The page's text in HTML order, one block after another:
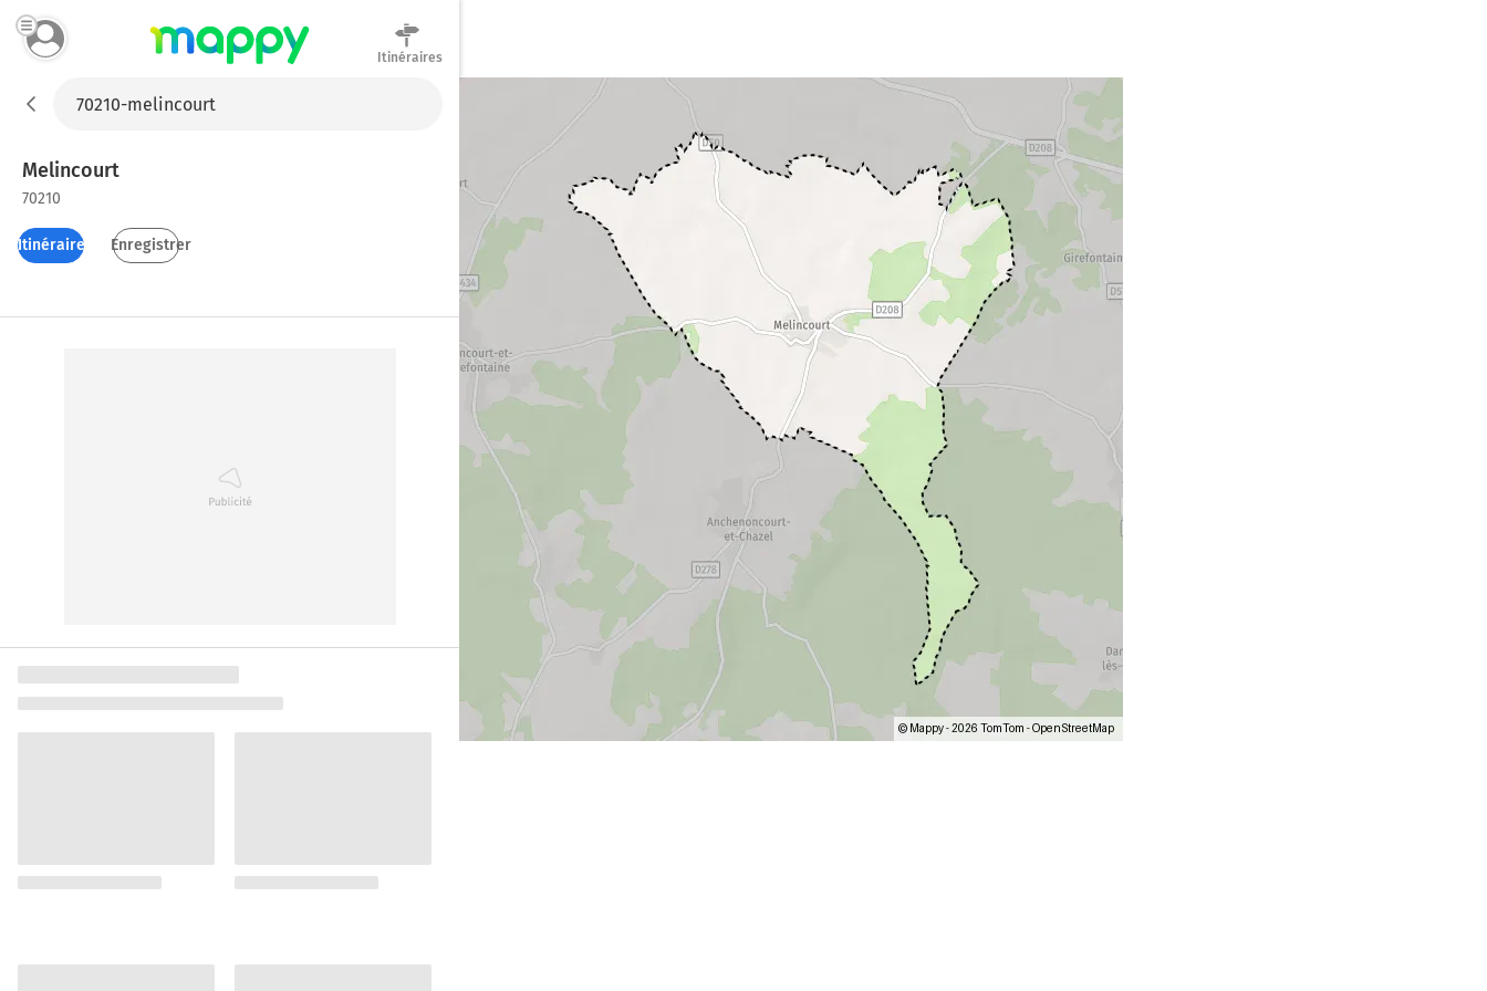
Itinéraires
Melincourt
70210
Itinéraires Enregistrer